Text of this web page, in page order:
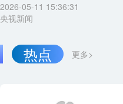
2026-05-11 15:36:31
央视新闻
更多>
热点